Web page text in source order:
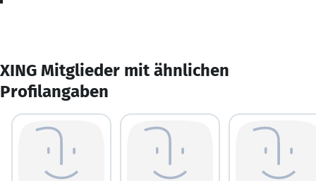
XING Mitglieder mit ähnlichen
Profilangaben